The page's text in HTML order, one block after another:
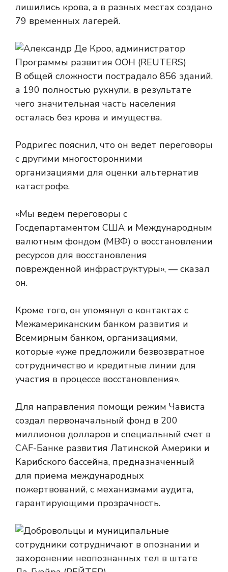
лишились крова, а в разных местах создано
79 временных лагерей.
В общей сложности пострадало 856 зданий,
а 190 полностью рухнули, в результате
чего значительная часть населения
осталась без крова и имущества.
Родригес пояснил, что он ведет переговоры
с другими многосторонними
организациями для оценки альтернатив
катастрофе.
«Мы ведем переговоры с
Госдепартаментом США и Международным
валютным фондом (МВФ) о восстановлении
ресурсов для восстановления
поврежденной инфраструктуры», — сказал
он.
Кроме того, он упомянул о контактах с
Межамериканским банком развития и
Всемирным банком, организациями,
которые «уже предложили безвозвратное
сотрудничество и кредитные линии для
участия в процессе восстановления».
Для направления помощи режим Чависта
создал первоначальный фонд в 200
миллионов долларов и специальный счет в
CAF-Банке развития Латинской Америки и
Карибского бассейна, предназначенный
для приема международных
пожертвований, с механизмами аудита,
гарантирующими прозрачность.